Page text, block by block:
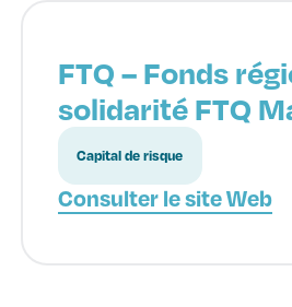
FTQ – Fonds
solidarité FTQ
Capital de risque
Consulter le site Web